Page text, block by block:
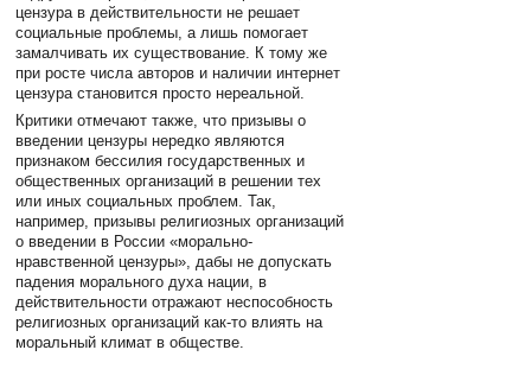
цензура в действительности не решает
социальные проблемы, а лишь помогает
замалчивать их существование. К тому же
при росте числа авторов и наличии интернет
цензура становится просто нереальной.
Критики отмечают также, что призывы о
введении цензуры нередко являются
признаком бессилия государственных и
общественных организаций в решении тех
или иных социальных проблем. Так,
например, призывы религиозных организаций
о введении в России «морально-
нравственной цензуры», дабы не допускать
падения морального духа нации, в
действительности отражают неспособность
религиозных организаций как-то влиять на
моральный климат в обществе.